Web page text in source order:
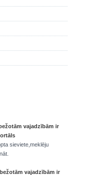
vajadzībām ir
sieviete,meklēju
vajadzībām ir